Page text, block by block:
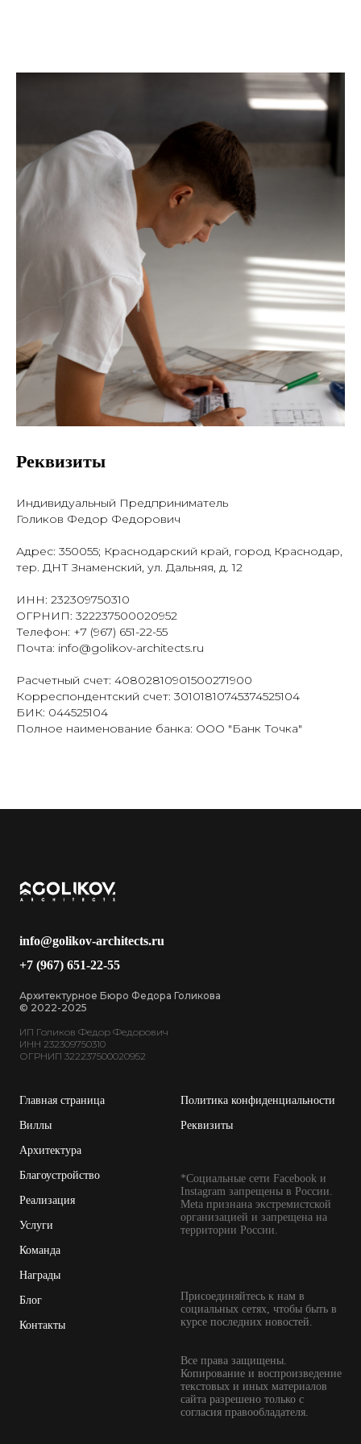
Реквизиты
Индивидуальный Предприниматель
Голиков Федор Федорович
Адрес: 350055; Краснодарский край, город Краснодар,
тер. ДНТ Знаменский, ул. Дальняя, д. 12
ИНН: 232309750310
ОГРНИП: 322237500020952
Телефон: +7 (967) 651-22-55
Почта: info@golikov-architects.ru
Расчетный счет: 40802810901500271900
Корреспондентский счет: 30101810745374525104
БИК: 044525104
Полное наименование банка: ООО "Банк Точка"
info@golikov-architects.ru
+7 (967) 651-22-55
Архитектурное Бюро Федора Голикова
© 2022-2025
ИП Голиков Федор Федорович
ИНН 232309750310
ОГРНИП 322237500020952
Главная страница
Виллы
Архитектура
Благоустройство
Реализация
Услуги
Команда
Награды
Блог
Контакты
Политика конфиденциальности
Реквизиты
*Социальные сети Facebook и
Instagram запрещены в России.
Meta признана экстремистской
организацией и запрещена на
территории России.
Присоединяйтесь к нам в
социальных сетях, чтобы быть в
курсе последних новостей.
Все права защищены.
Копирование и воспроизведение
текстовых и иных материалов
сайта разрешено только с
согласия правообладателя.